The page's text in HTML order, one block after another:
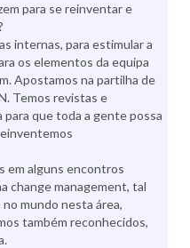
para se reinventar e
internas, para estimular a
os elementos da equipa
Apostamos na partilha de
Temos revistas e
para que toda a gente possa
em alguns encontros
change management, tal
mundo nesta área,
também reconhecidos,